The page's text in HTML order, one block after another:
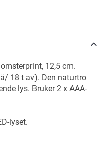
12,5 cm.
18 t av). Den naturtro
lys. Bruker 2 x AAA-
lyset.